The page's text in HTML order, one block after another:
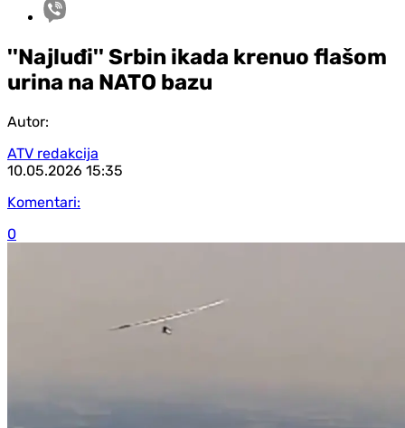
''Najluđi'' Srbin ikada krenuo flašom
urina na NATO bazu
Autor:
ATV redakcija
10.05.2026 15:35
Komentari:
0